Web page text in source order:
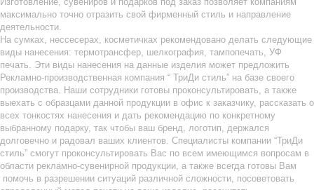
максимально точно отразить свой фирменный стиль и направление
деятельности.
На сумках, нессесерах, косметичках рекомендовано делать следующие
виды нанесения: термотрансфер, шелкография, тампопечать, УФ
печать. Эти виды нанесения на данные изделия может предложить
Рекламно-производственная компания “ ТриДи стиль” на базе своего
производства. Наши сотрудники готовы проконсультировать, а также
выехать с образцами данной продукции в офис к заказчику, рассказать о
всех тонкостях нанесения и дать рекомендацию по конкретному
выбранному подарку, так чтобы ваш бренд, логотип, держался
долговечно и радовал ваших клиентов. Специалисты компании “ТриДи
стиль” смогут проконсультировать Вас по всем имеющимся вопросам в
области рекламно-сувенирной продукции, а также всегда готовы Вам
помочь в разрешении ситуаций различной сложности, посоветовать